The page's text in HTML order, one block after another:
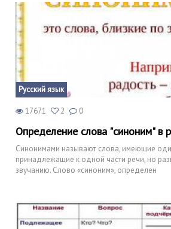
Русский язык
17671 2 0
Определение слова "синоним" в
Синонимами называют слова, имеющие
принадлежащие к одной части речи, но
звучанию. Слово «синоним», определен